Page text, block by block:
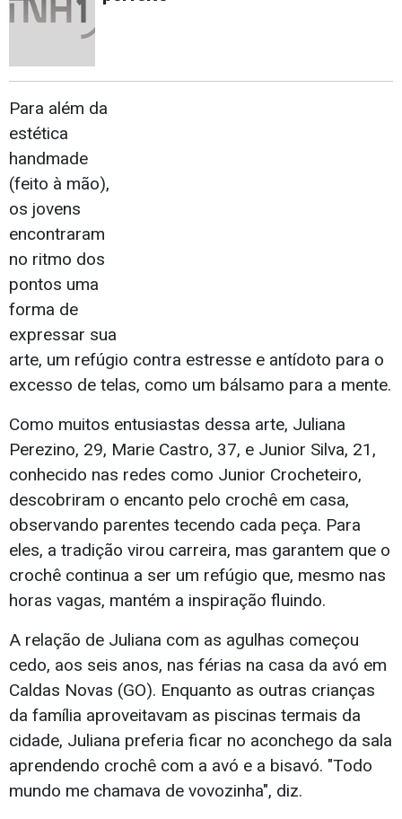
Para além da
estética
handmade
(feito à mão),
os jovens
encontraram
no ritmo dos
pontos uma
forma de
expressar sua
arte, um refúgio contra estresse e antídoto para o
excesso de telas, como um bálsamo para a mente.
Como muitos entusiastas dessa arte, Juliana
Perezino, 29, Marie Castro, 37, e Junior Silva, 21,
conhecido nas redes como Junior Crocheteiro,
descobriram o encanto pelo crochê em casa,
observando parentes tecendo cada peça. Para
eles, a tradição virou carreira, mas garantem que o
crochê continua a ser um refúgio que, mesmo nas
horas vagas, mantém a inspiração fluindo.
A relação de Juliana com as agulhas começou
cedo, aos seis anos, nas férias na casa da avó em
Caldas Novas (GO). Enquanto as outras crianças
da família aproveitavam as piscinas termais da
cidade, Juliana preferia ficar no aconchego da sala
aprendendo crochê com a avó e a bisavó. "Todo
mundo me chamava de vovozinha", diz.